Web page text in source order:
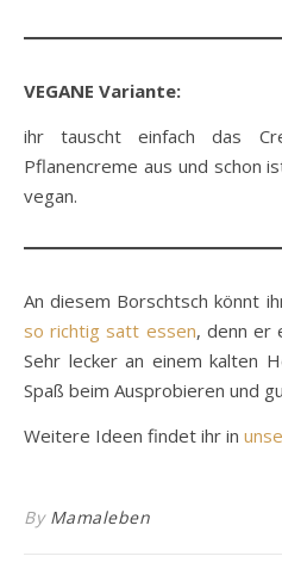
VEGANE Variante:
ihr tauscht einfach das
Pflanencreme aus und schon
vegan.
An diesem Borschtsch könnt
so richtig satt essen, denn er
Sehr lecker an einem kalten
Spaß beim Ausprobieren und
Weitere Ideen findet ihr in
By Mamaleben